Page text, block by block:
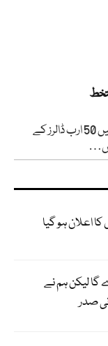
ریاض: سعودی عرب نے سرمایہ کاری کانفرنس میں 50 ارب ڈالرز کے
اعلان ہو گیا
گا لیکن ہم نے
صدر